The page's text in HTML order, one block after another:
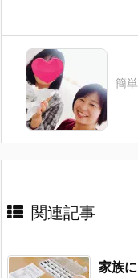
簡
関連記事
家族